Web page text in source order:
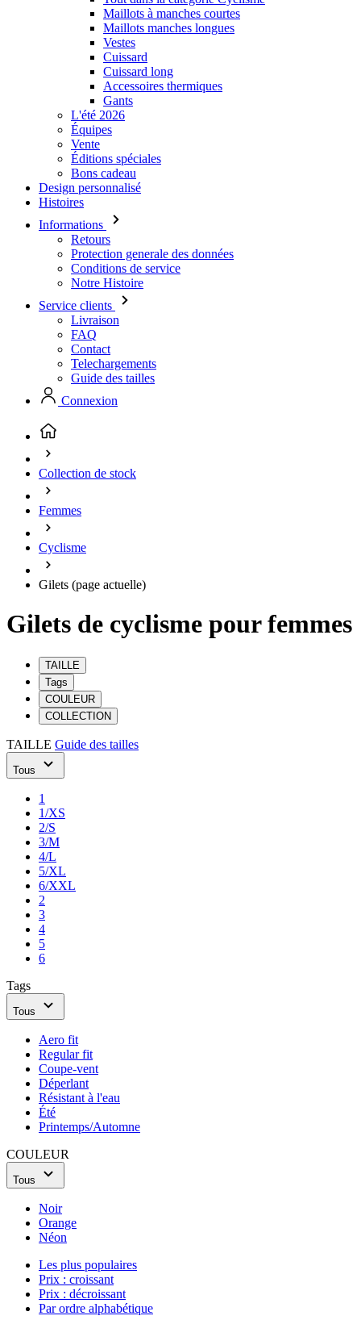
Maillots à manches courtes
Maillots manches longues
Vestes
Cuissard
Cuissard long
Accessoires thermiques
Gants
L'été 2026
Équipes
Vente
Éditions spéciales
Bons cadeau
Design personnalisé
Histoires
Informations
Retours
Protection generale des données
Conditions de service
Notre Histoire
Service clients
Livraison
FAQ
Contact
Telechargements
Guide des tailles
Connexion
Collection de stock
Femmes
Cyclisme
Gilets (page actuelle)
Gilets de cyclisme pour femmes
TAILLE
Tags
COULEUR
COLLECTION
TAILLE Guide des tailles
Tous
1
1/XS
2/S
3/M
4/L
5/XL
6/XXL
2
3
4
5
6
Tags
Tous
Aero fit
Regular fit
Coupe-vent
Déperlant
Résistant à l'eau
Été
Printemps/Automne
COULEUR
Tous
Noir
Orange
Néon
Les plus populaires
Prix : croissant
Prix : décroissant
Par ordre alphabétique